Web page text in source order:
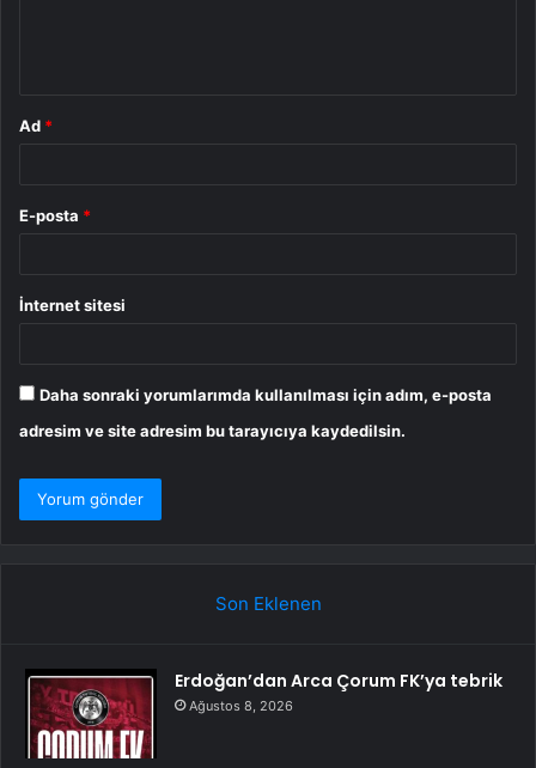
Ad *
E-posta *
İnternet sitesi
Daha sonraki yorumlarımda kullanılması için adım, e-posta
adresim ve site adresim bu tarayıcıya kaydedilsin.
Son Eklenen
Erdoğan’dan Arca Çorum FK’ya tebrik
Ağustos 8, 2026